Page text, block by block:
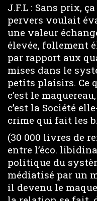
J.F.L : Sans prix,
pervers voulait
une valeur
élevée, follement
par rapport aux
mises dans le
petits plaisirs. Ce
c’est le
c’est la Société
crime qui fait les
(30 000 livres de
entre l’éco.
politique du
médiatisé par un
il devenu le